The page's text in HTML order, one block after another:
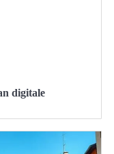
digitale